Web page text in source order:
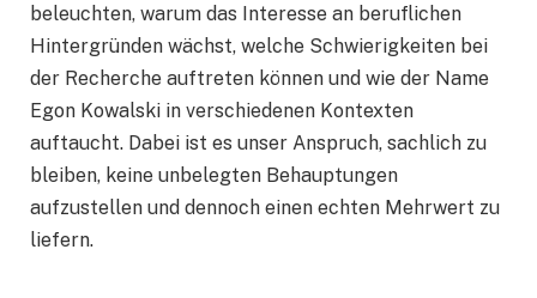
beleuchten, warum das Interesse an beruflichen
Hintergründen wächst, welche Schwierigkeiten bei
der Recherche auftreten können und wie der Name
Egon Kowalski in verschiedenen Kontexten
auftaucht. Dabei ist es unser Anspruch, sachlich zu
bleiben, keine unbelegten Behauptungen
aufzustellen und dennoch einen echten Mehrwert zu
liefern.